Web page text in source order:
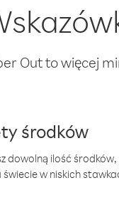
Out to więcej
środków
dowolną ilość
świecie w niskich